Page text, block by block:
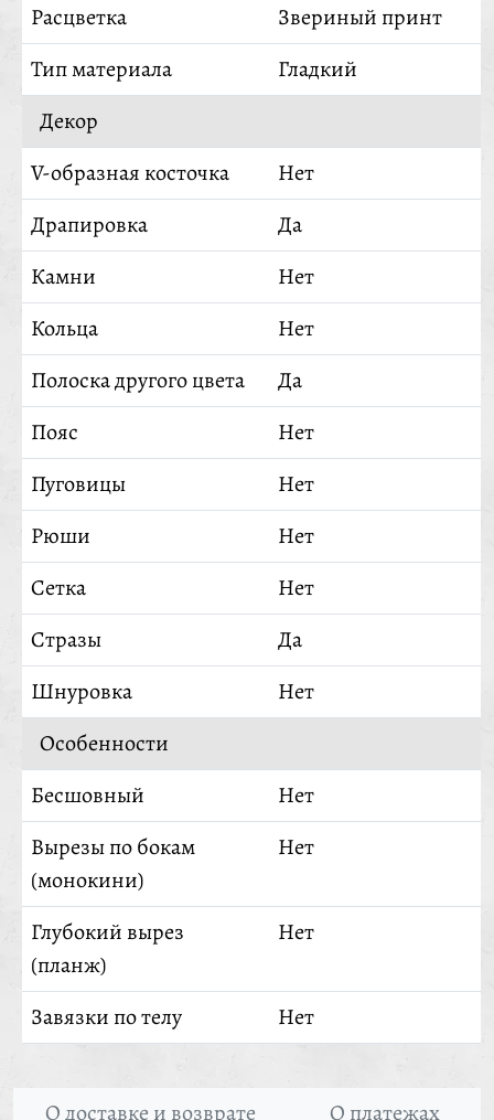
Расцветка
Звериный принт
Тип материала
Гладкий
Декор
V-образная косточка
Нет
Драпировка
Да
Камни
Нет
Кольца
Нет
Полоска другого цвета
Да
Пояс
Нет
Пуговицы
Нет
Рюши
Нет
Сетка
Нет
Стразы
Да
Шнуровка
Нет
Особенности
Бесшовный
Нет
Вырезы по бокам
(монокини)
Нет
Глубокий вырез
(планж)
Нет
Завязки по телу Нет
О доставке и возврате О платежах